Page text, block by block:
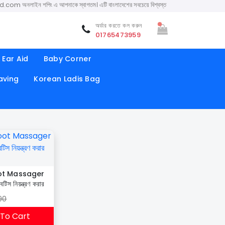
অনলাইন শপিং এ আপনাকে স্বাগতম। এটি বাংলাদেশের সবচেয়ে বিশ্বস্ত অনলাইন শপ। সারা
অর্ডার করতে কল করুন
01765473959
Ear Aid
Baby Corner
Korean Ladis Bag
Massager
নিয়ন্ত্রণ করার
Cart